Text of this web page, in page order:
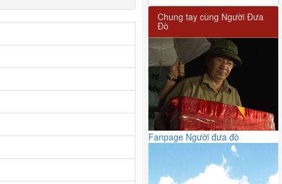
Chung tay cùng Người Đưa
Đò
Fanpage Người đưa đò